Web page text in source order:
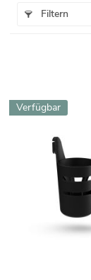
Filtern
Verfügbar